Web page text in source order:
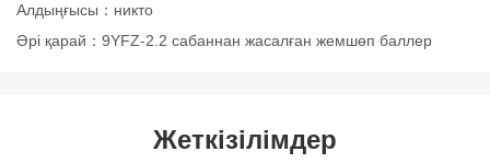
Алдыңғысы： никто
Әрі қарай： 9YFZ-2.2 сабаннан жасалған жемшөп баллер
Жеткізілімдер